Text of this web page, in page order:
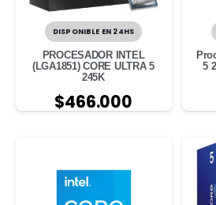
DISPONIBLE EN 24HS
PROCESADOR INTEL
(LGA1851) CORE ULTRA 5
245K
$466.000
5